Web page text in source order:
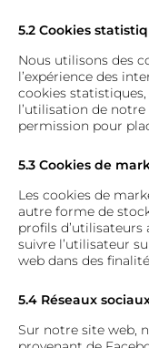
5.2 Cookies
Nous utilisons des
l’expérience des
cookies
l’utilisation de
permission pour
5.3 Cookies de
Les cookies de
autre forme de
profils d’utilisateurs
suivre l’utilisateur
web dans des
5.4 Réseaux
Sur notre site web,